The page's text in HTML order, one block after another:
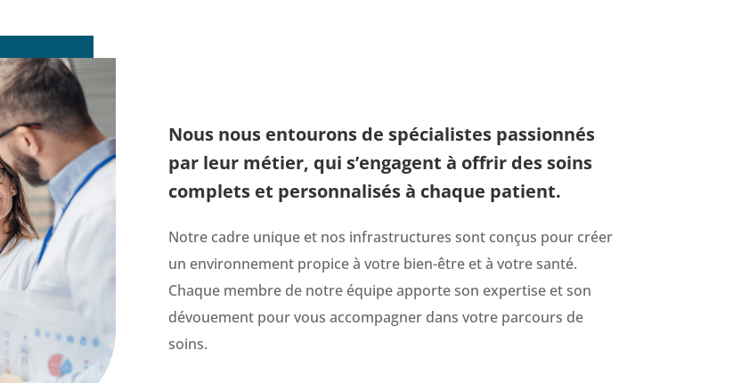
Nous nous entourons de spécialistes passionnés
par leur métier, qui s’engagent à offrir des soins
complets et personnalisés à chaque patient.
Notre cadre unique et nos infrastructures sont conçus pour créer
un environnement propice à votre bien-être et à votre santé.
Chaque membre de notre équipe apporte son expertise et son
dévouement pour vous accompagner dans votre parcours de
soins.